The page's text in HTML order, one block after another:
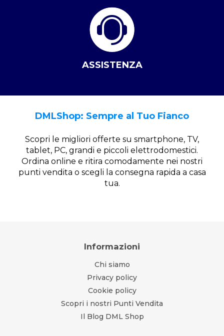
ASSISTENZA
DMLShop: Sempre al Tuo Fianco
Scopri le migliori offerte su smartphone, TV,
tablet, PC, grandi e piccoli elettrodomestici.
Ordina online e ritira comodamente nei nostri
punti vendita o scegli la consegna rapida a casa
tua.
Informazioni
Chi siamo
Privacy policy
Cookie policy
Scopri i nostri Punti Vendita
Il Blog DML Shop